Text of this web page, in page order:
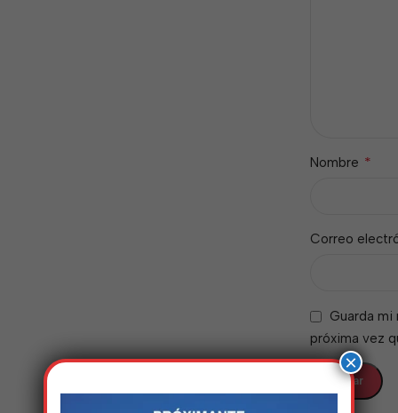
Nombre *
Correo
Guarda
próxima vez
×